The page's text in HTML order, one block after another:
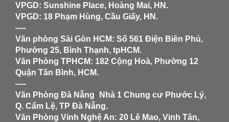
VPGD: Sunshine Place, Hoàng Mai, HN.
VPGD: 18 Phạm Hùng, Cầu Giấy, HN.
—-
Văn phòng Sài Gòn HCM: Số 561 Điện Biên Phủ,
Phường 25, Bình Thạnh, tpHCM.
Văn Phòng TPHCM: 182 Cộng Hoà, Phường 12
Quận Tân Bình, HCM.
—-
Văn Phòng Đà Nẵng: Nhà 1 Chung cư Phước Lý,
Q. Cẩm Lệ, TP Đà Nẵng.
Văn Phòng Vinh Nghệ An: 20 Lê Mao, Vinh Tân,